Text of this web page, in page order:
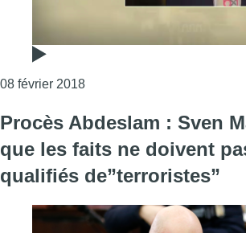
08 février 2018Consulter l'article "Procès
Procès Abdeslam : Sven
que les faits ne doivent
qualifiés de”terroristes”